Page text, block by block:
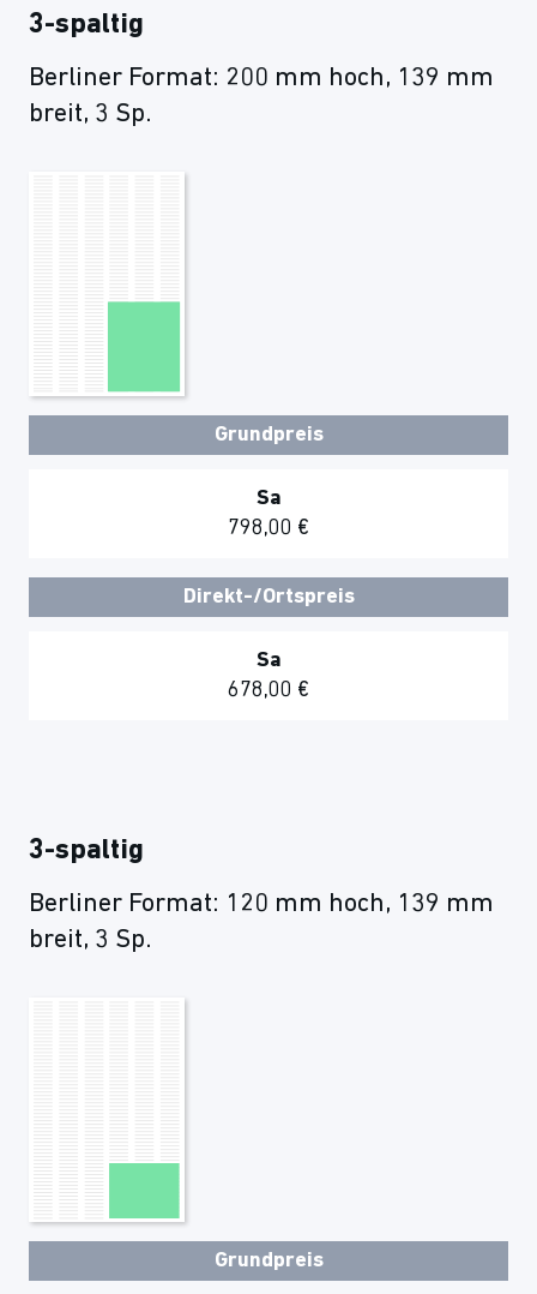
3-spaltig
Berliner Format: 200 mm hoch, 139 mm
breit, 3 Sp.
Grundpreis
Sa
798,00 €
Direkt-/Ortspreis
Sa
678,00 €
3-spaltig
Berliner Format: 120 mm hoch, 139 mm
breit, 3 Sp.
Grundpreis